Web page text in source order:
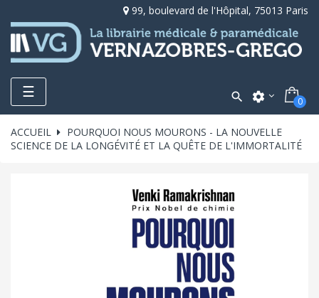
99, boulevard de l'Hôpital, 75013 Paris
Toggle
navigation
☰  settings 0
ACCUEIL
POURQUOI NOUS MOURONS - LA NOUVELLE
SCIENCE DE LA LONGÉVITÉ ET LA QUÊTE DE L'IMMORTALITÉ